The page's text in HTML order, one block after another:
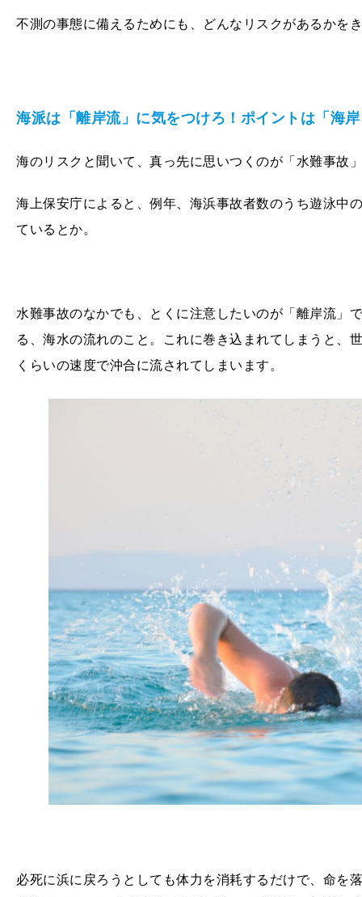
不測の事態に備えるためにも、どんなリスクがあるかを
海派は「離岸流」に気をつけろ！ポイントは「海
海のリスクと聞いて、真っ先に思いつくのが「水難事故
海上保安庁によると、例年、海浜事故者数のうち遊泳中
ているとか。
水難事故のなかでも、とくに注意したいのが「離岸流」
る、海水の流れのこと。これに巻き込まれてしまうと、
くらいの速度で沖合に流されてしまいます。
必死に浜に戻ろうとしても体力を消耗するだけで、命を